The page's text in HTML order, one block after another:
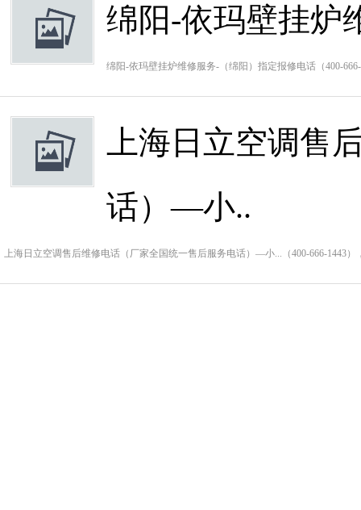
绵阳-依玛壁挂炉
绵阳-依玛壁挂炉维修服务-（绵阳）指定报修电话（400-
上海日立空调售
话）—小..
上海日立空调售后维修电话（厂家全国统一售后服务电话）—小...（400-666-1443